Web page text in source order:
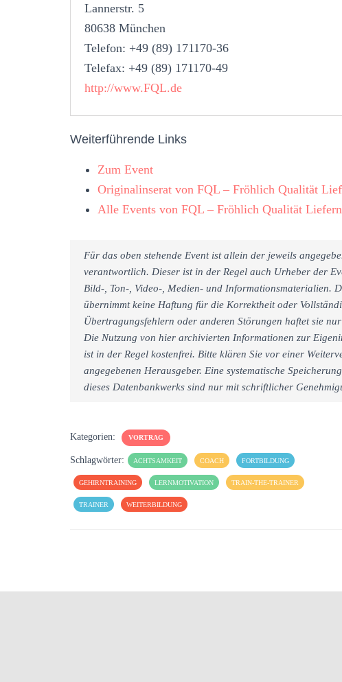
Lannerstr. 5
80638 München
Telefon: +49 (89) 171170-36
Telefax: +49 (89) 171170-49
http://www.FQL.de
Weiterführende Links
Zum Event
Originalinserat von FQL – Fröhlich Qualität
Alle Events von FQL – Fröhlich Qualität Liefern
Für das oben stehende Event ist allein der jeweils
verantwortlich. Dieser ist in der Regel auch Urheber der
Bild-, Ton-, Video-, Medien- und Informationsmaterialien.
übernimmt keine Haftung für die Korrektheit oder
Übertragungsfehlern oder anderen Störungen haftet sie
Die Nutzung von hier archivierten Informationen zur
ist in der Regel kostenfrei. Bitte klären Sie vor einer
angegebenen Herausgeber. Eine systematische
dieses Datenbankwerks sind nur mit schriftlicher
Kategorien: VORTRAG
Schlagwörter: ACHTSAMKEIT COACH FORTBILDUNG
GEHIRNTRAINING LERNMOTIVATION TRAIN-THE-TRAINER
TRAINER WEITERBILDUNG